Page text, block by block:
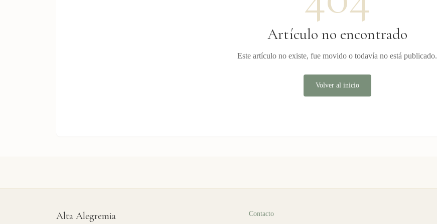
Artículo no encontrado
Este artículo no existe, fue movido o todavía no está publicado.
Volver al inicio
Alta Alegremia Contacto